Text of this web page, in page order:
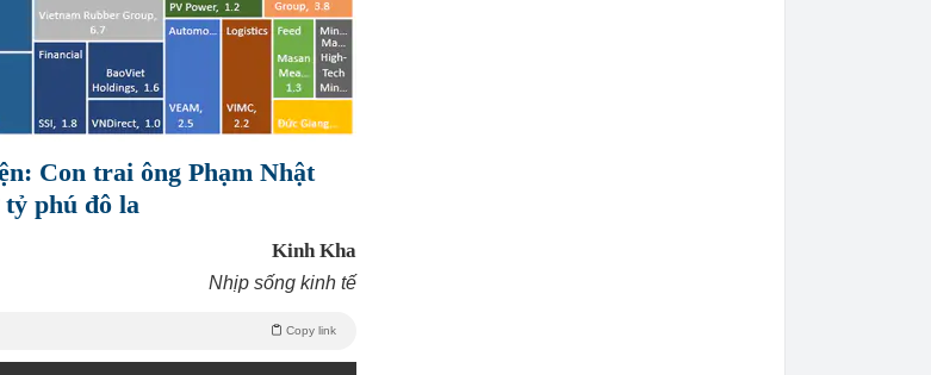
Con trai ông Phạm Nhật
phú đô la
Kinh Kha
Nhịp sống kinh tế
Copy link